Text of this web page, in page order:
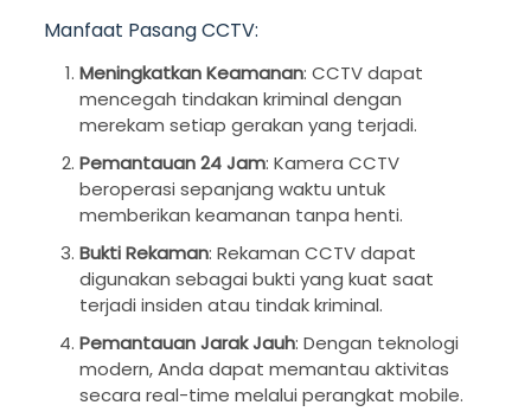
Manfaat Pasang CCTV:
Meningkatkan Keamanan: CCTV dapat
mencegah tindakan kriminal dengan
merekam setiap gerakan yang terjadi.
Pemantauan 24 Jam: Kamera CCTV
beroperasi sepanjang waktu untuk
memberikan keamanan tanpa henti.
Bukti Rekaman: Rekaman CCTV dapat
digunakan sebagai bukti yang kuat saat
terjadi insiden atau tindak kriminal.
Pemantauan Jarak Jauh: Dengan teknologi
modern, Anda dapat memantau aktivitas
secara real-time melalui perangkat mobile.